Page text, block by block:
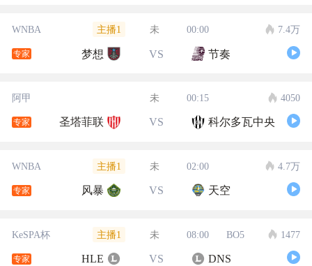
WNBA 主播1 未 00:00 7.4万
专家 梦想 VS 节奏
阿甲 未 00:15 4050
专家 圣塔菲联 VS 科尔多瓦中央
WNBA 主播1 未 02:00 4.7万
专家 风暴 VS 天空
KeSPA杯 主播1 未 08:00 BO5 1477
专家 HLE VS DNS